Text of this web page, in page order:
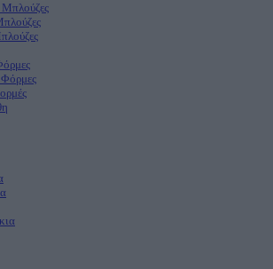
Μπλούζες